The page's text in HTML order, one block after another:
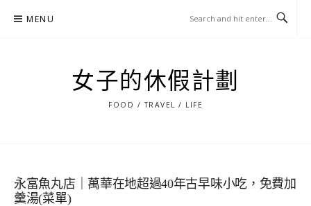
MENU
女子的休假計劃
FOOD / TRAVEL / LIFE
永富魚丸店｜萬華在地超過40年古早味小吃，免費加
羹湯(菜單)